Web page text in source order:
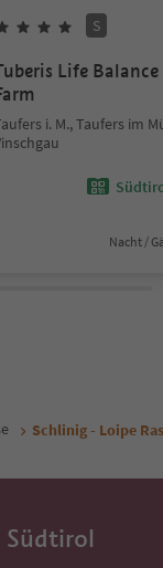
S
Life
i. M., Taufers im
Nacht /
Schlinig - Loipe
Südtirol